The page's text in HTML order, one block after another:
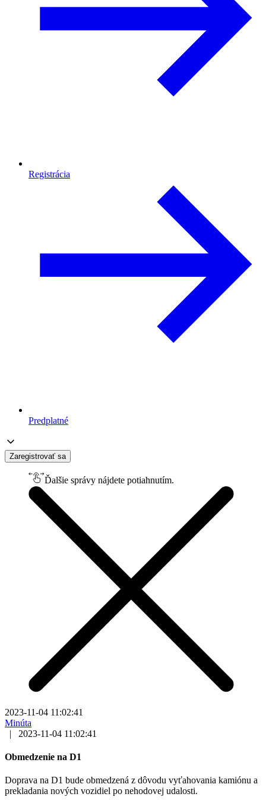
Registrácia
Predplatné
Zaregistrovať sa
Ďalšie správy nájdete potiahnutím.
2023-11-04 11:02:41
Minúta
|
2023-11-04 11:02:41
Obmedzenie na D1
Doprava na D1 bude obmedzená z dôvodu vyťahovania kamiónu a
prekladania nových vozidiel po nehodovej udalosti.